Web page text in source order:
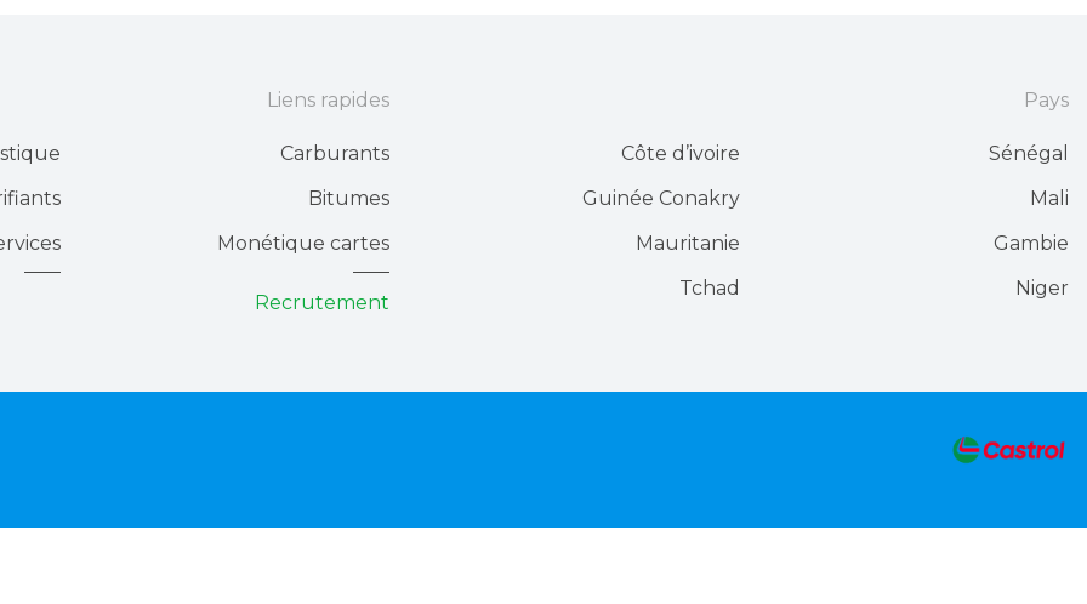
Pays
Sénégal
Côte d’ivoire
Mali
Guinée Conakry
Gambie
Mauritanie
Niger
Tchad
Liens rapides
Carburants
Bitumes
Monétique cartes
Recrutement